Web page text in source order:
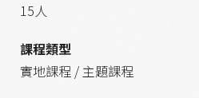
15人
課程類型
實地課程 / 主題課程